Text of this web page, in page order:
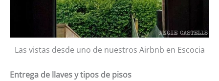
Las vistas desde uno de nuestros Airbnb en Escocia
Entrega de llaves y tipos de pisos